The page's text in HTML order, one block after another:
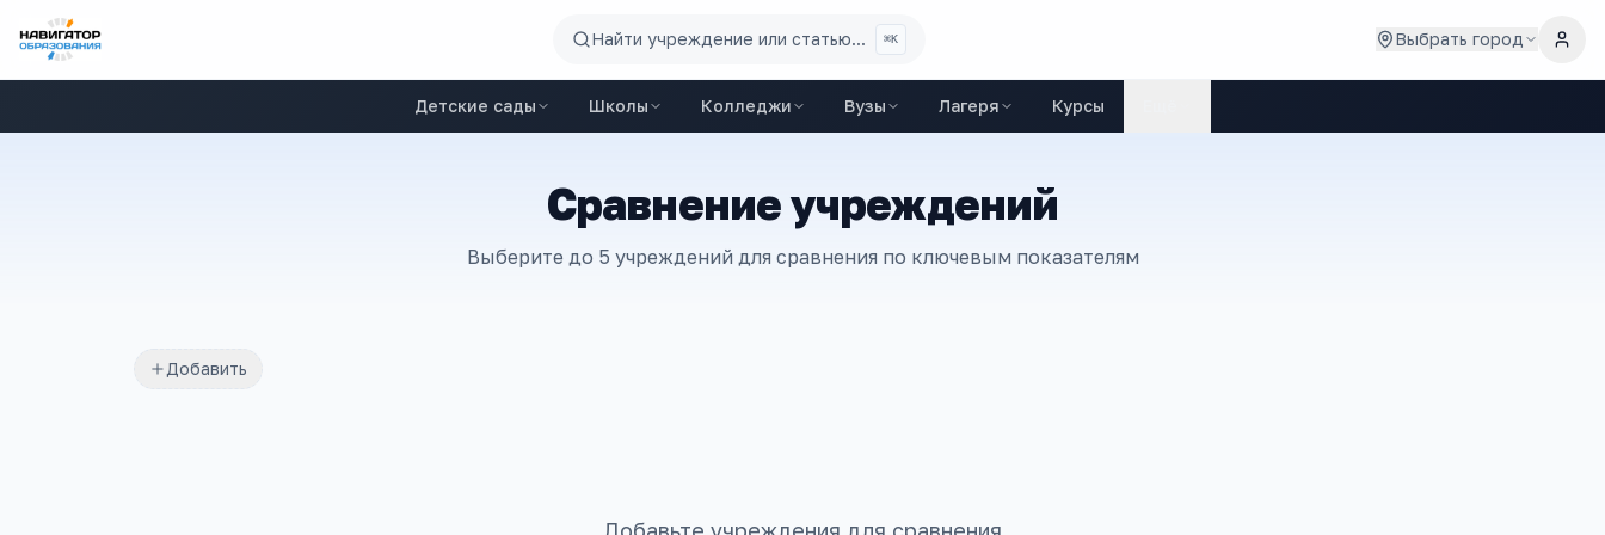
Найти учреждение или статью... ⌘K Выбрать город
Детские сады Школы Колледжи Вузы Лагеря Курсы
Сравнение учреждений
Выберите до 5 учреждений для сравнения по ключевым показателям
Добавить